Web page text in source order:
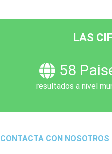
LAS
58
resultados a nivel
CONTACTA CON NOSOTROS